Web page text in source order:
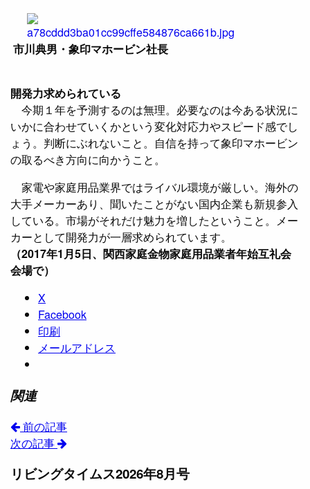
市川典男・象印マホービン社長
開発力求められている
今期１年を予測するのは無理。必要なのは今ある状況に
いかに合わせていくかという変化対応力やスピード感でし
ょう。判断にぶれないこと。自信を持って象印マホービン
の取るべき方向に向かうこと。
家電や家庭用品業界ではライバル環境が厳しい。海外の
大手メーカーあり、聞いたことがない国内企業も新規参入
している。市場がそれだけ魅力を増したということ。メー
カーとして開発力が一層求められています。
（2017年1月5日、関西家庭金物家庭用品業者年始互礼会
会場で）
X
Facebook
印刷
メールアドレス
関連
前の記事
次の記事
リビングタイムス2026年8月号